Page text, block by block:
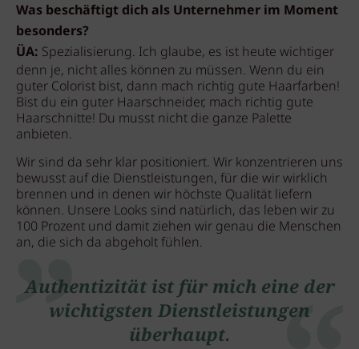
Was beschäftigt dich als Unternehmer im Moment
besonders?
ÜA: Spezialisierung. Ich glaube, es ist heute wichtiger
denn je, nicht alles können zu müssen. Wenn du ein
guter Colorist bist, dann mach richtig gute Haarfarben!
Bist du ein guter Haarschneider, mach richtig gute
Haarschnitte! Du musst nicht die ganze Palette
anbieten.
Wir sind da sehr klar positioniert. Wir konzentrieren uns
bewusst auf die Dienstleistungen, für die wir wirklich
brennen und in denen wir höchste Qualität liefern
können. Unsere Looks sind natürlich, das leben wir zu
100 Prozent und damit ziehen wir genau die Menschen
an, die sich da abgeholt fühlen.
Authentizität ist für mich eine der
wichtigsten Dienstleistungen
überhaupt.